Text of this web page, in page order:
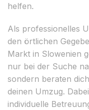
helfen.
Als professionelles
den örtlichen
Markt in Slowenien
nur bei der Suche
sondern beraten
deinen Umzug.
individuelle